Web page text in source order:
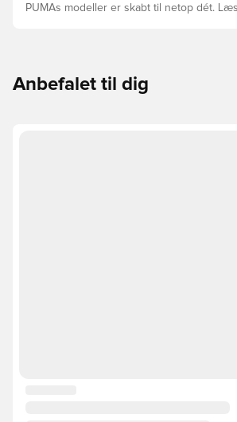
PUMAs modeller er skabt til netop dét.
Anbefalet til dig